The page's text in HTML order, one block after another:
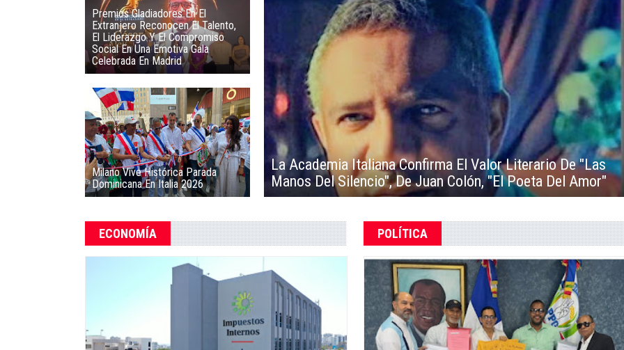
La Academia Italiana Confirma El Valor Literario De "Las
Manos Del Silencio", De Juan Colón, "El Poeta Del Amor"
Premios Gladiadores En El
Extranjero Reconocen El Talento,
El Liderazgo Y El Compromiso
Social En Una Emotiva Gala
Celebrada En Madrid
Milano Vive Histórica Parada
Dominicana En Italia 2026
ECONOMÍA POLÍTICA